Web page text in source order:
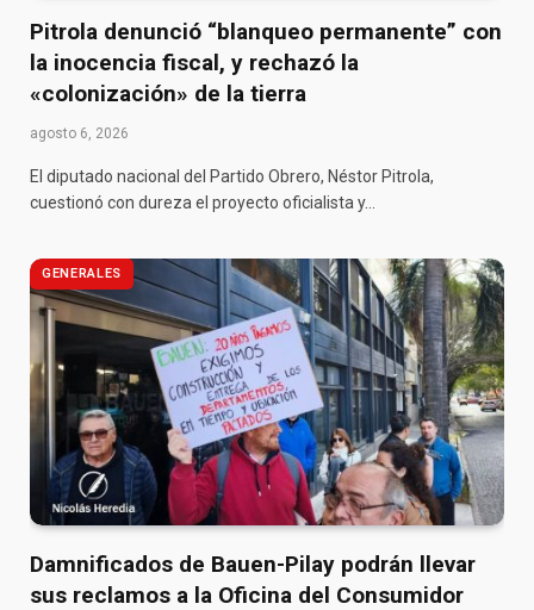
Pitrola denunció “blanqueo permanente” con
la inocencia fiscal, y rechazó la
«colonización» de la tierra
agosto 6, 2026
El diputado nacional del Partido Obrero, Néstor Pitrola,
cuestionó con dureza el proyecto oficialista y…
GENERALES
Damnificados de Bauen-Pilay podrán llevar
sus reclamos a la Oficina del Consumidor